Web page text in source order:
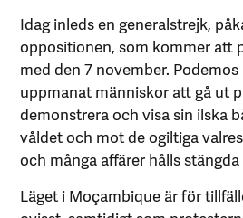
Idag inleds en generalstrejk,
oppositionen, som kommer att
med den 7 november.
uppmanat människor att gå ut
demonstrera och visa sin ilska
våldet och mot de ogiltiga
och många affärer hålls
Läget i Moçambique är för